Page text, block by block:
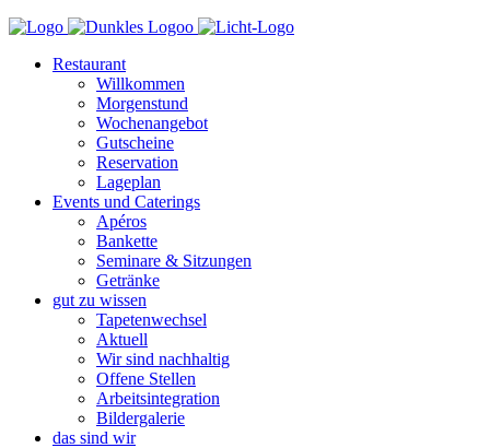
Restaurant
Willkommen
Morgenstund
Wochenangebot
Gutscheine
Reservation
Lageplan
Events und Caterings
Apéros
Bankette
Seminare & Sitzungen
Getränke
gut zu wissen
Tapetenwechsel
Aktuell
Wir sind nachhaltig
Offene Stellen
Arbeitsintegration
Bildergalerie
das sind wir